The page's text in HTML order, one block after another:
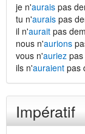
je n'aurais pas
tu n'aurais pas
il n'aurait pas
nous n'aurions
vous n'auriez
ils n'auraient pas
Impératif